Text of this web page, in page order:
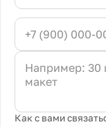
Как с вами